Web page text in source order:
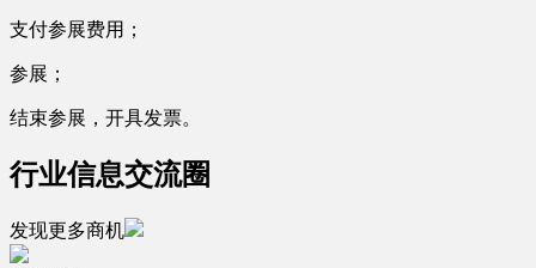
支付参展费用；
参展；
结束参展，开具发票。
行业信息交流圈
发现更多商机